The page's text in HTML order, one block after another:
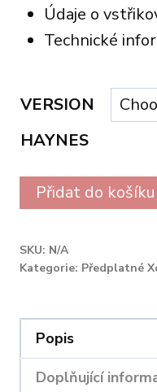
Údaje o
Technické
VERSION
HAYNES
Haynes
Pro
online
1
subscription
quantity
Přidat do košíku
SKU: N/A
Kategorie: Předplatné
Popis
Doplňující